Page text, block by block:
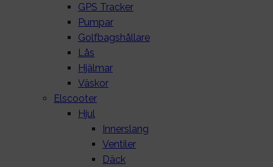
GPS Tracker
Pumpar
Golfbagshållare
Lås
Hjälmar
Väskor
Elscooter
Hjul
Innerslang
Ventiler
Däck